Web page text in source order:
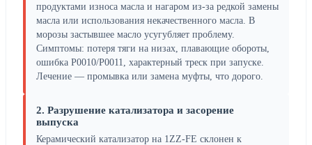
продуктами износа масла и нагаром из-за редкой замены
масла или использования некачественного масла. В
морозы застывшее масло усугубляет проблему.
Симптомы: потеря тяги на низах, плавающие обороты,
ошибка P0010/P0011, характерный треск при запуске.
Лечение — промывка или замена муфты, что дорого.
2. Разрушение катализатора и засорение
выпуска
Керамический катализатор на 1ZZ-FE склонен к